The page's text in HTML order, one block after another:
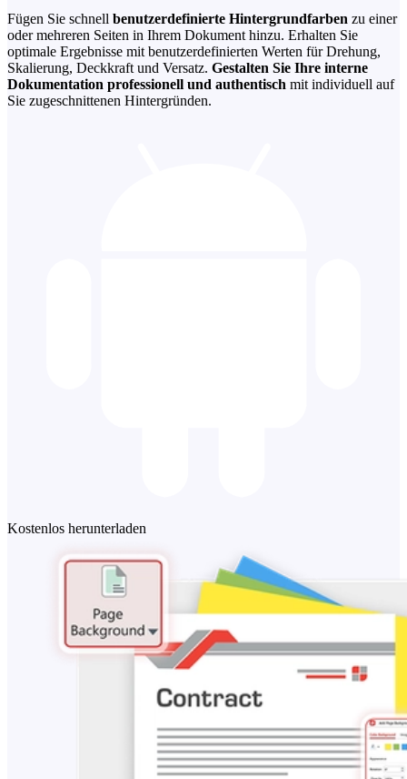
Fügen Sie schnell benutzerdefinierte Hintergrundfarben zu einer
oder mehreren Seiten in Ihrem Dokument hinzu. Erhalten Sie
optimale Ergebnisse mit benutzerdefinierten Werten für Drehung,
Skalierung, Deckkraft und Versatz. Gestalten Sie Ihre interne
Dokumentation professionell und authentisch mit individuell auf
Sie zugeschnittenen Hintergründen.
Kostenlos herunterladen